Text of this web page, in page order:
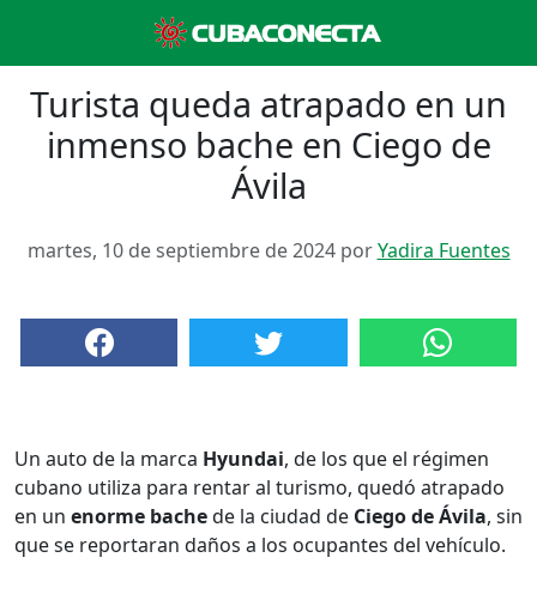
Turista queda atrapado en un
inmenso bache en Ciego de
Ávila
martes, 10 de septiembre de 2024 porYadira Fuentes
Un auto de la marca Hyundai, de los que el régimen
cubano utiliza para rentar al turismo, quedó atrapado
en un enorme bachede la ciudad de Ciego de Ávila, sin
que se reportaran daños a los ocupantes del vehículo.